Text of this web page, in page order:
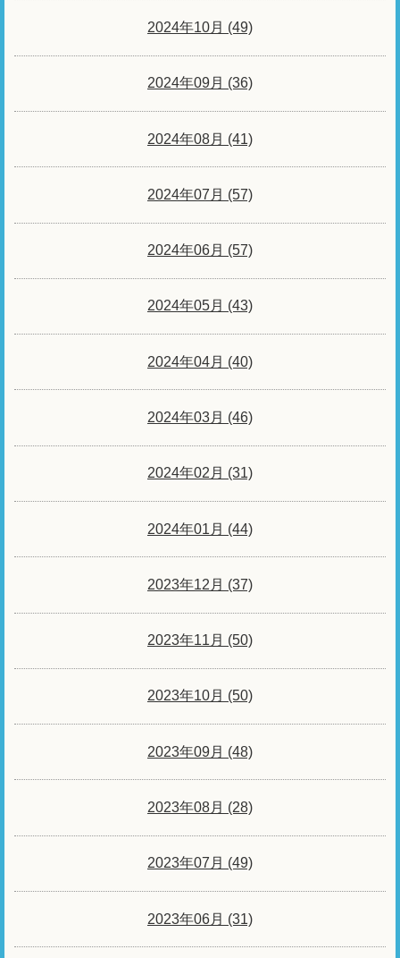
2024年10月 (49)
2024年09月 (36)
2024年08月 (41)
2024年07月 (57)
2024年06月 (57)
2024年05月 (43)
2024年04月 (40)
2024年03月 (46)
2024年02月 (31)
2024年01月 (44)
2023年12月 (37)
2023年11月 (50)
2023年10月 (50)
2023年09月 (48)
2023年08月 (28)
2023年07月 (49)
2023年06月 (31)